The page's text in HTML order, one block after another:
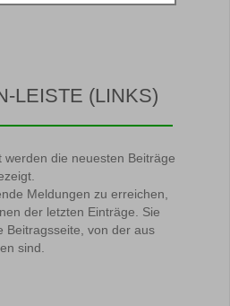
LEISTE (LINKS)
werden die neuesten Beiträge
Meldungen zu erreichen,
der letzten Einträge. Sie
Beitragsseite, von der aus
sind.